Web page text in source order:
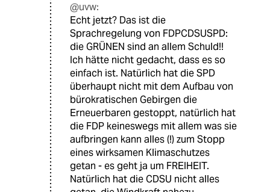
@uvw:
Echt jetzt? Das ist die
Sprachregelung von FDPCDSUSPD:
die GRÜNEN sind an allem Schuld!!
Ich hätte nicht gedacht, dass es so
einfach ist. Natürlich hat die SPD
überhaupt nicht mit dem Aufbau von
bürokratischen Gebirgen die
Erneuerbaren gestoppt, natürlich hat
die FDP keineswegs mit allem was sie
aufbringen kann alles (!) zum Stopp
eines wirksamen Klimaschutzes
getan - es geht ja um FREIHEIT.
Natürlich hat die CDSU nicht alles